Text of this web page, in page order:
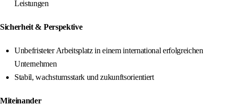
Leistungen
Sicherheit & Perspektive
Unbefristeter Arbeitsplatz in einem international erfolgreichen
Unternehmen
Stabil, wachstumsstark und zukunftsorientiert
Miteinander